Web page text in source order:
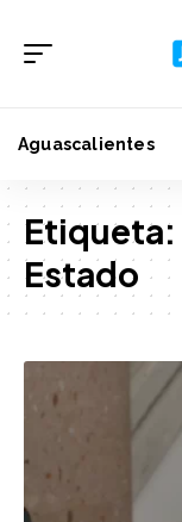
Aguascalientes
Etiqueta:
Estado